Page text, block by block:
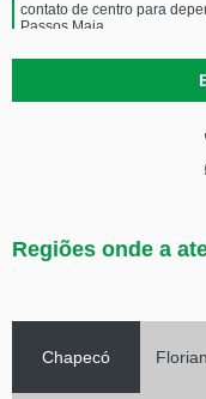
contato de centro para
Passos Maia
Regiões onde a
Chapecó